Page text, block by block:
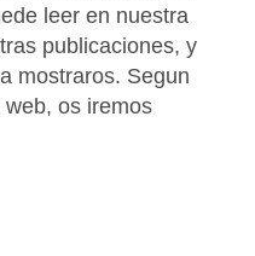
leer en nuestra
publicaciones, y
mostraros. Segun
os iremos